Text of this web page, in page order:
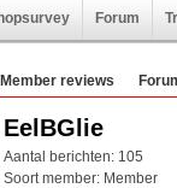
Forum
Member reviews
EelBGlie
Aantal berichten: 105
Soort member: Member